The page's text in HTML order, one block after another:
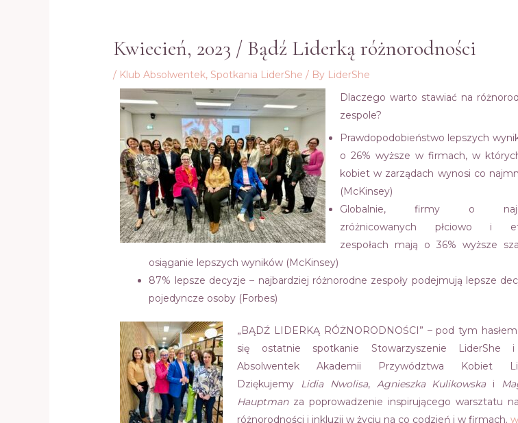
Kwiecień, 2023 / Bądź Liderką różnorodności
/ Klub Absolwentek, Spotkania LiderShe / By LiderShe
Dlaczego warto stawiać na
zespole?
Prawdopodobieństwo lepszych
o 26% wyższe w firmach, w
kobiet w zarządach wynosi co
(McKinsey)
Globalnie, firmy o
zróżnicowanych płciowo i
zespołach mają o 36% wyższe
osiąganie lepszych wyników (McKinsey)
87% lepsze decyzje – najbardziej różnorodne zespoły podejmują lepsze
pojedyncze osoby (Forbes)
„BĄDŹ LIDERKĄ RÓŻNORODNOŚCI” – pod tym
się ostatnie spotkanie Stowarzyszenie LiderShe
Absolwentek Akademii Przywództwa Kobiet
Dziękujemy Lidia Nwolisa, Agnieszka Kulikowskai
Hauptmanza poprowadzenie inspirującego warsztatu
różnorodności i inkluzji w życiu na co codzień i w firmach.